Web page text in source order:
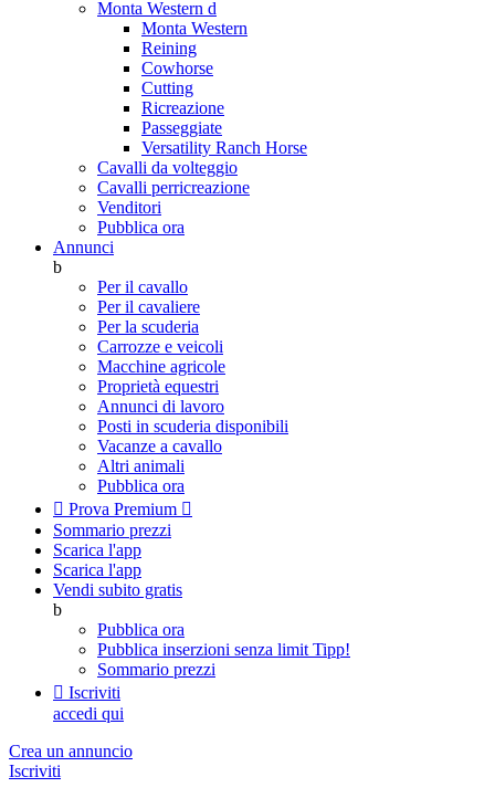
Monta Western d
Monta Western
Reining
Cowhorse
Cutting
Ricreazione
Passeggiate
Versatility Ranch Horse
Cavalli da volteggio
Cavalli perricreazione
Venditori
Pubblica ora
Annunci
b
Per il cavallo
Per il cavaliere
Per la scuderia
Carrozze e veicoli
Macchine agricole
Proprietà equestri
Annunci di lavoro
Posti in scuderia disponibili
Vacanze a cavallo
Altri animali
Pubblica ora
 Prova Premium 
Sommario prezzi
Scarica l'app
Scarica l'app
Vendi subito gratis
b
Pubblica ora
Pubblica inserzioni senza limit Tipp!
Sommario prezzi
 Iscriviti
accedi qui
Crea un annuncio
Iscriviti